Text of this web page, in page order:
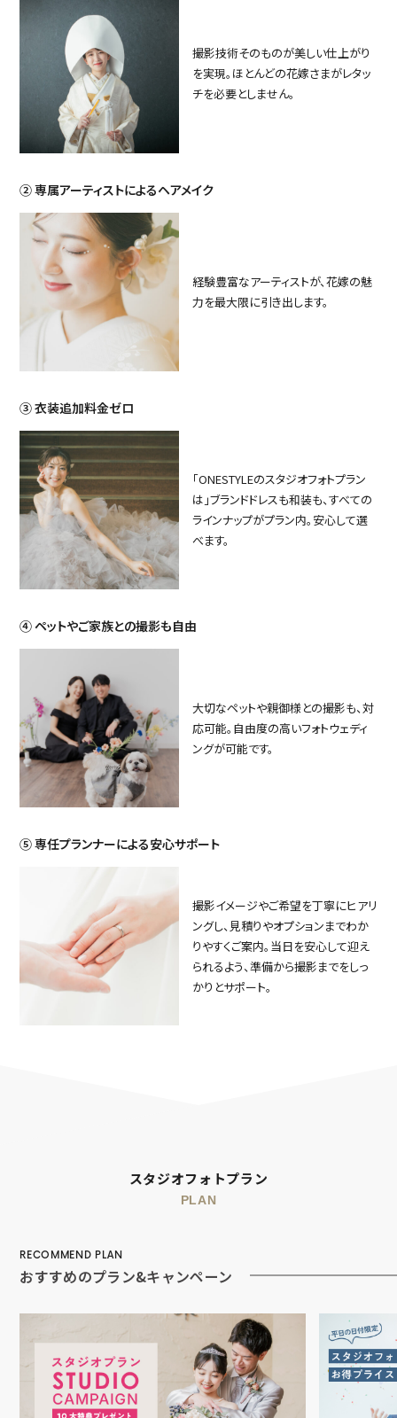
撮影技術そのものが美しい仕上がり
を実現。ほとんどの花嫁さまがレタッ
チを必要としません。
② 専属アーティストによるヘアメイク
経験豊富なアーティストが、花嫁の魅
力を最大限に引き出します。
③ 衣装追加料金ゼロ
「ONESTYLEのスタジオフォトプラン
は」ブランドドレスも和装も、すべての
ラインナップがプラン内。安心して選
べます。
④ ペットやご家族との撮影も自由
大切なペットや親御様との撮影も、対
応可能。自由度の高いフォトウェディ
ングが可能です。
⑤ 専任プランナーによる安心サポート
撮影イメージやご希望を丁寧にヒアリ
ングし、見積りやオプションまでわか
りやすくご案内。当日を安心して迎え
られるよう、準備から撮影までをしっ
かりとサポート。
スタジオフォトプラン
PLAN
RECOMMEND PLAN
おすすめのプラン&キャンペーン